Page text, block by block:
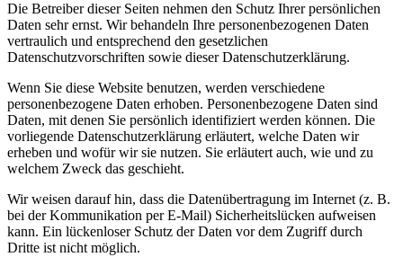
Die Betreiber dieser Seiten nehmen den Schutz Ihrer persönlichen
Daten sehr ernst. Wir behandeln Ihre personenbezogenen Daten
vertraulich und entsprechend den gesetzlichen
Datenschutzvorschriften sowie dieser Datenschutzerklärung.
Wenn Sie diese Website benutzen, werden verschiedene
personenbezogene Daten erhoben. Personenbezogene Daten sind
Daten, mit denen Sie persönlich identifiziert werden können. Die
vorliegende Datenschutzerklärung erläutert, welche Daten wir
erheben und wofür wir sie nutzen. Sie erläutert auch, wie und zu
welchem Zweck das geschieht.
Wir weisen darauf hin, dass die Datenübertragung im Internet (z. B.
bei der Kommunikation per E-Mail) Sicherheitslücken aufweisen
kann. Ein lückenloser Schutz der Daten vor dem Zugriff durch
Dritte ist nicht möglich.